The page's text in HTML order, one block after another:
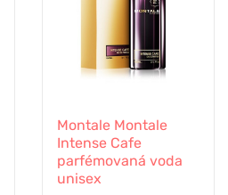
Montale Montale
Intense Cafe
parfémovaná voda
unisex